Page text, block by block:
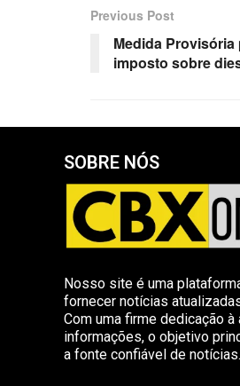
Previous Post
Medida
imposto sobre
SOBRE NÓS
Nosso site é uma
fornecer notícias
Com uma firme dedicação
informações, o objetivo
a fonte confiável de notícias.